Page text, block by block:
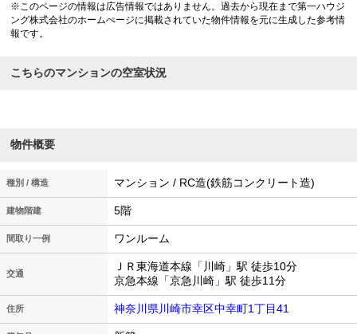
※このページの情報は広告情報ではありません。過去から現在まで第一ハウジ
ング株式会社のホームぺージに掲載されていた物件情報を元に生成した参考情
報です。
こちらのマンションの空室状況
物件概要
種別 / 構造 マンション / RC造(鉄筋コンクリート造)
建物階建 5階
間取り一例 ワンルーム
交通
ＪＲ東海道本線「川崎」駅 徒歩10分
京急本線「京急川崎」駅 徒歩11分
住所 神奈川県川崎市幸区中幸町1丁目41